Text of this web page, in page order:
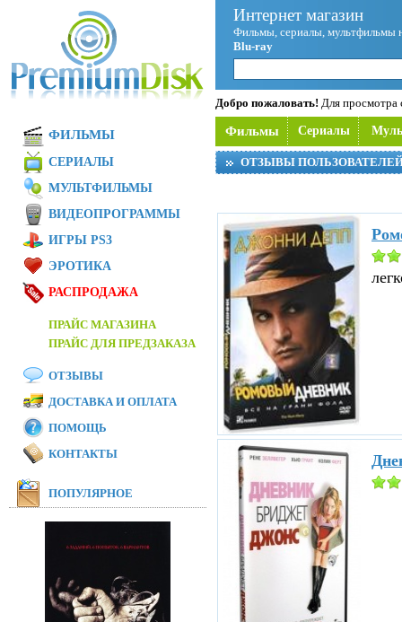
Интернет магазин
Фильмы, сериалы, мультфильмы
Blu-ray
Добро пожаловать! Для просмотра
Фильмы Сериалы
ОТЗЫВЫ
ФИЛЬМЫ
СЕРИАЛЫ
МУЛЬТФИЛЬМЫ
ВИДЕОПРОГРАММЫ
ИГРЫ PS3
ЭРОТИКА
РАСПРОДАЖА
ПРАЙС МАГАЗИНА
ПРАЙС ДЛЯ ПРЕДЗАКАЗА
ОТЗЫВЫ
ДОСТАВКА И ОПЛАТА
ПОМОЩЬ
КОНТАКТЫ
ПОПУЛЯРНОЕ